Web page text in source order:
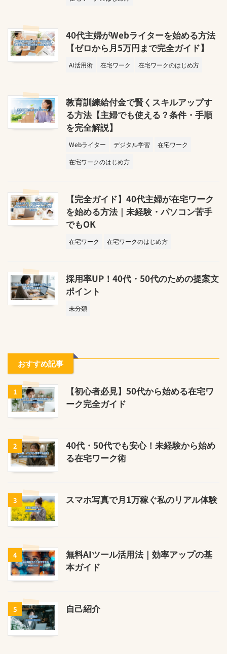
40代主婦がWebライターを始める方法
【ゼロから月5万円まで完全ガイド】
AI活用術 在宅ワーク 在宅ワークのはじめ方
教育訓練給付金で賢くスキルアップす
る方法【主婦でも使える？条件・手順
を完全解説】
Webライター デジタル学習
在宅ワーク
在宅ワークのはじめ方
【完全ガイド】40代主婦が在宅ワーク
を始める方法｜未経験・パソコン苦手
でもOK
在宅ワーク 在宅ワークのはじめ方
採用率UP！40代・50代のための提案文
ポイント
未分類
おすすめ記事
1
【初心者必見】50代から始める在宅ワ
ーク完全ガイド
2
40代・50代でも安心！未経験から始め
る在宅ワーク術
3 スマホ写真で月1万稼ぐ私のリアル体験
4
無料AIツール活用法｜効率アップの基
本ガイド
5 自己紹介